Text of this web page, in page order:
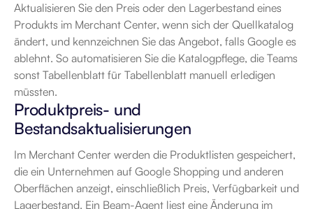
Aktualisieren Sie den Preis oder den Lagerbestand eines
Produkts im Merchant Center, wenn sich der Quellkatalog
ändert, und kennzeichnen Sie das Angebot, falls Google es
ablehnt. So automatisieren Sie die Katalogpflege, die Teams
sonst Tabellenblatt für Tabellenblatt manuell erledigen
müssten.
Produktpreis- und
Bestandsaktualisierungen
Im Merchant Center werden die Produktlisten gespeichert,
die ein Unternehmen auf Google Shopping und anderen
Oberflächen anzeigt, einschließlich Preis, Verfügbarkeit und
Lagerbestand. Ein Beam-Agent liest eine Änderung im